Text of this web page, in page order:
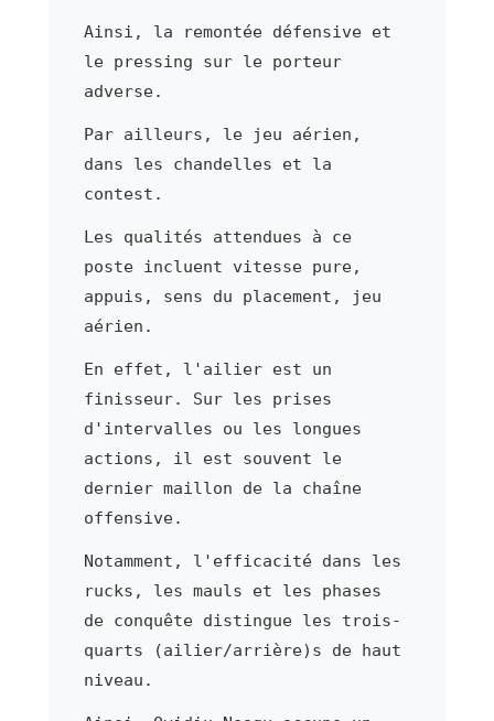
Ainsi, la remontée défensive et
le pressing sur le porteur
adverse.
Par ailleurs, le jeu aérien,
dans les chandelles et la
contest.
Les qualités attendues à ce
poste incluent vitesse pure,
appuis, sens du placement, jeu
aérien.
En effet, l'ailier est un
finisseur. Sur les prises
d'intervalles ou les longues
actions, il est souvent le
dernier maillon de la chaîne
offensive.
Notamment, l'efficacité dans les
rucks, les mauls et les phases
de conquête distingue les trois-
quarts (ailier/arrière)s de haut
niveau.